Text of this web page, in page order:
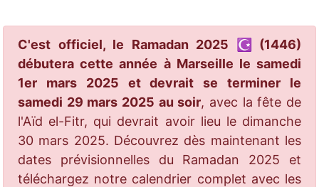
C'est officiel, le Ramadan 2025 ☪️ (1446)
débutera cette année à Marseille le samedi
1er mars 2025 et devrait se terminer le
samedi 29 mars 2025 au soir, avec la fête de
l'Aïd el-Fitr, qui devrait avoir lieu le dimanche
30 mars 2025. Découvrez dès maintenant les
dates prévisionnelles du Ramadan 2025 et
téléchargez notre calendrier complet avec les